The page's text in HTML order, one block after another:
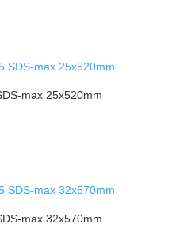
max 25x520mm
max 32x570mm